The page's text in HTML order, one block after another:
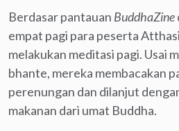
Berdasar pantauan BuddhaZine
empat pagi para peserta
melakukan meditasi pagi. Usai
bhante, mereka membacakan
perenungan dan dilanjut
makanan dari umat Buddha.